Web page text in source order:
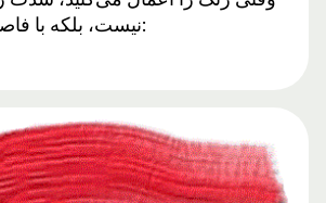
نیست، بلکه با فاصله تغییر می‌کند: